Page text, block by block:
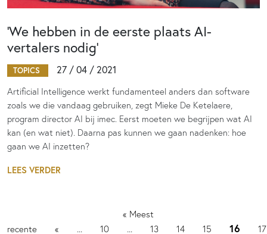
‘We hebben in de eerste plaats AI-
vertalers nodig’
TOPICS 27 / 04 / 2021
Artificial Intelligence werkt fundamenteel anders dan software
zoals we die vandaag gebruiken, zegt Mieke De Ketelaere,
program director AI bij imec. Eerst moeten we begrijpen wat AI
kan (en wat niet). Daarna pas kunnen we gaan nadenken: hoe
gaan we AI inzetten?
LEES VERDER
« Meest
recente
« ... 10 ... 13 14 15 16 17